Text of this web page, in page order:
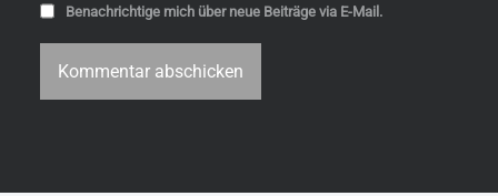
Benachrichtige mich über neue Beiträge via E-Mail.